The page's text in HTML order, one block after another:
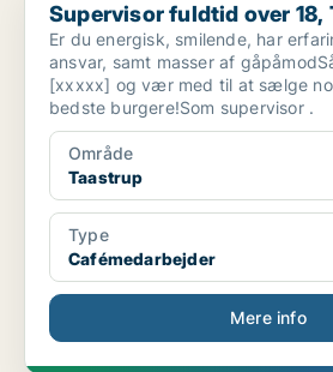
Supervisor fuldtid over 18,
Er du energisk, smilende, har
ansvar, samt masser af
[xxxxx] og vær med til at sælge
bedste burgere!Som supervisor .
Område
Taastrup
Type
Cafémedarbejder
Mere info